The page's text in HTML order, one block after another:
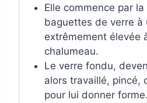
Elle commence par
baguettes de verre à
extrêmement élevée à
chalumeau.
Le verre fondu,
alors travaillé, pincé,
pour lui donner forme.